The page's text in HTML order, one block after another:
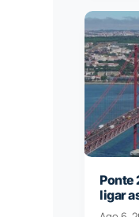
Ponte
ligar